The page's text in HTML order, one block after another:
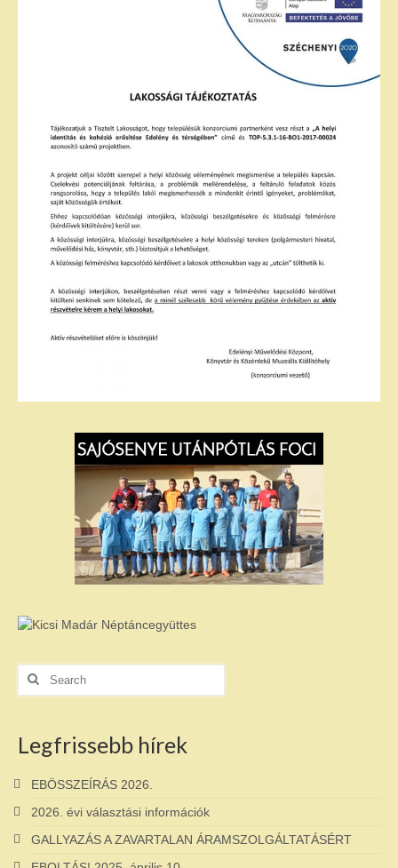
Search
Legfrissebb hírek
EBÖSSZEÍRÁS 2026.
2026. évi választási információk
GALLYAZÁS A ZAVARTALAN ÁRAMSZOLGÁLTATÁSÉRT